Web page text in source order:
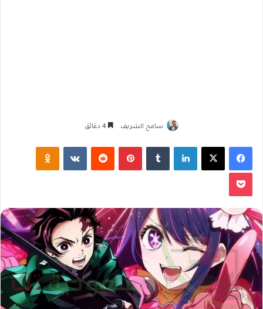
سامح الشريف
فيسبوك لينكدإن بينتيريست